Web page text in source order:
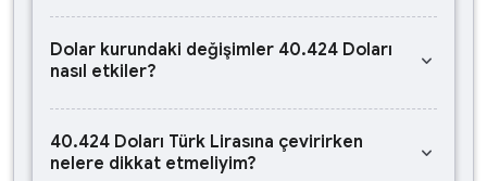
Dolar kurundaki değişimler 40.424 Doları
nasıl etkiler?
keyboard_arrow_down
40.424 Doları Türk Lirasına çevirirken
nelere dikkat etmeliyim?
keyboard_arrow_down